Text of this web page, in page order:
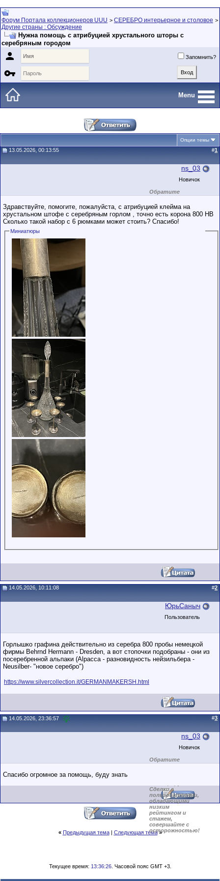
Форум Портала коллекционеров UUU > СЕРЕБРО интерьерное и столовое >
Другие страны : Обсуждение
Нужна помощь с атрибуцией хрустального шторы с
серебряным городом
 Запомнить?

Menu
Опции темы
13.05.2026, 00:13:55 #1
ns_03
Новичок
Обратите
внимание на
маленький стаж
пользователя на
этом форуме.
Сделки с
Здравствуйте, помогите, пожалуйста, с атрибуцией клейма на
хрустальном штофе с серебряным горлом , точно есть корона 800 НВ
Сколько такой набор с 6 рюмками может стоить? Спасибо!
Миниатюры
14.05.2026, 10:11:08 #2
ЮрьСаныч
Пользователь
Горлышко графина действительно из серебра 800 пробы немецкой
фирмы Behrnd Hermann - Dresden, а вот стопочки подобраны - они из
посеребренной альпаки (Alpacca - разновидность нейзильбера -
Neusilber- "новое серебро")
https://www.silvercollection.it/GERMANMAKERSH.html
14.05.2026, 23:36:57 #3
ns_03
Новичок
Обратите
внимание на
Сделки с
пользователями,
обладающими
низким
рейтингом и
стажем,
совершайте с
осторожностью!
Спасибо огромное за помощь, буду знать
« Предыдущая тема| Следующая тема »
Текущее время: 13:36:26. Часовой пояс GMT +3.